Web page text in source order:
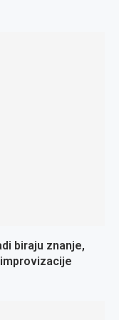
biraju znanje,